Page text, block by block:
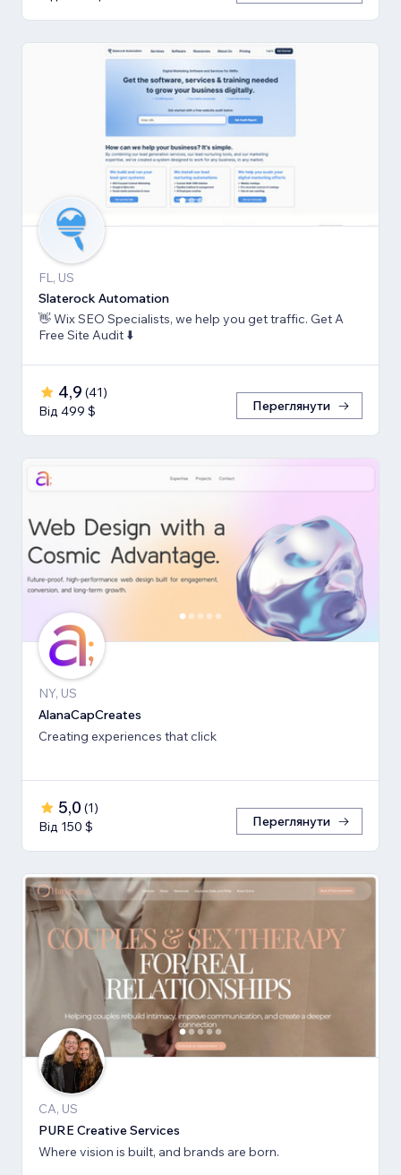
FL, US
Slaterock Automation
👋 Wix SEO Specialists, we help you get traffic. Get A
Free Site Audit ⬇️
4,9 (41)
Від 499 $
Переглянути
NY, US
AlanaCapCreates
Creating experiences that click
5,0 (1)
Від 150 $
Переглянути
CA, US
PURE Creative Services
Where vision is built, and brands are born.